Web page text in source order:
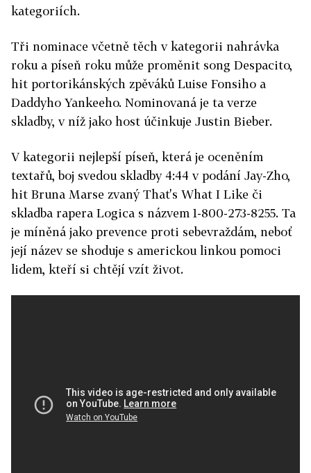
kategoriích.
Tři nominace včetně těch v kategorii nahrávka
roku a píseň roku může proměnit song Despacito,
hit portorikánských zpěváků Luise Fonsiho a
Daddyho Yankeeho. Nominovaná je ta verze
skladby, v níž jako host účinkuje Justin Bieber.
V kategorii nejlepší píseň, která je oceněním
textařů, boj svedou skladby 4:44 v podání Jay-Zho,
hit Bruna Marse zvaný That's What I Like či
skladba rapera Logica s názvem 1-800-273-8255. Ta
je míněná jako prevence proti sebevraždám, neboť
její název se shoduje s americkou linkou pomoci
lidem, kteří si chtějí vzít život.